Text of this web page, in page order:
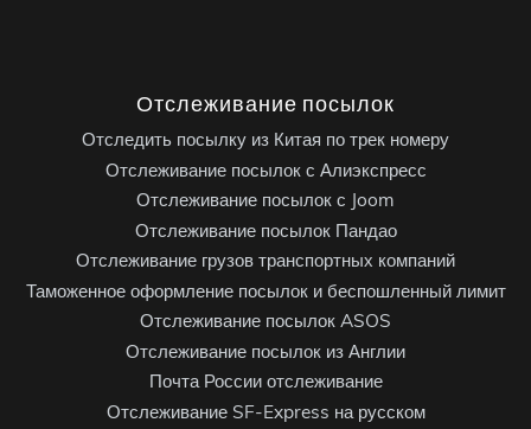
Отслеживание посылок
Отследить посылку из Китая по трек номеру
Отслеживание посылок с Алиэкспресс
Отслеживание посылок с Joom
Отслеживание посылок Пандао
Отслеживание грузов транспортных компаний
Таможенное оформление посылок и беспошленный лимит
Отслеживание посылок ASOS
Отслеживание посылок из Англии
Почта России отслеживание
Отслеживание SF-Express на русском